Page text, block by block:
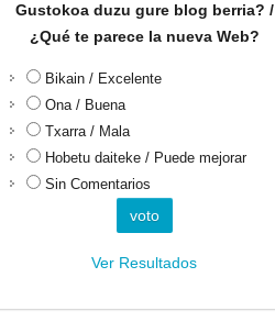
Gustokoa duzu gure blog berria? /
¿Qué te parece la nueva Web?
Bikain / Excelente
Ona / Buena
Txarra / Mala
Hobetu daiteke / Puede mejorar
Sin Comentarios
Ver Resultados